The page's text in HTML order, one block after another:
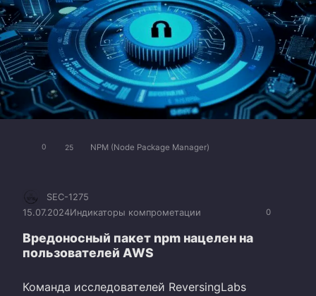
0 25 NPM (Node Package Manager)
0
SEC-1275
15.07.2024Индикаторы компрометации
Вредоносный пакет npm нацелен на
пользователей AWS
Команда исследователей ReversingLabs